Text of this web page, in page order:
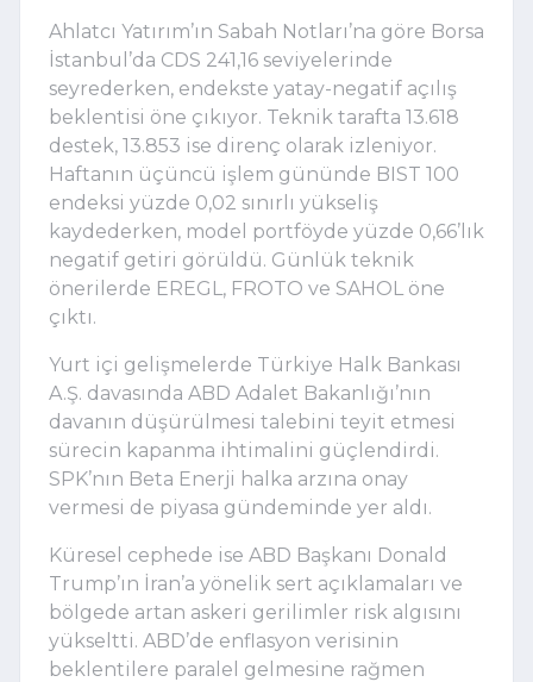
Ahlatcı Yatırım’ın Sabah Notları’na göre Borsa
İstanbul’da CDS 241,16 seviyelerinde
seyrederken, endekste yatay-negatif açılış
beklentisi öne çıkıyor. Teknik tarafta 13.618
destek, 13.853 ise direnç olarak izleniyor.
Haftanın üçüncü işlem gününde BIST 100
endeksi yüzde 0,02 sınırlı yükseliş
kaydederken, model portföyde yüzde 0,66’lık
negatif getiri görüldü. Günlük teknik
önerilerde EREGL, FROTO ve SAHOL öne
çıktı.
Yurt içi gelişmelerde Türkiye Halk Bankası
A.Ş. davasında ABD Adalet Bakanlığı’nın
davanın düşürülmesi talebini teyit etmesi
sürecin kapanma ihtimalini güçlendirdi.
SPK’nın Beta Enerji halka arzına onay
vermesi de piyasa gündeminde yer aldı.
Küresel cephede ise ABD Başkanı Donald
Trump’ın İran’a yönelik sert açıklamaları ve
bölgede artan askeri gerilimler risk algısını
yükseltti. ABD’de enflasyon verisinin
beklentilere paralel gelmesine rağmen